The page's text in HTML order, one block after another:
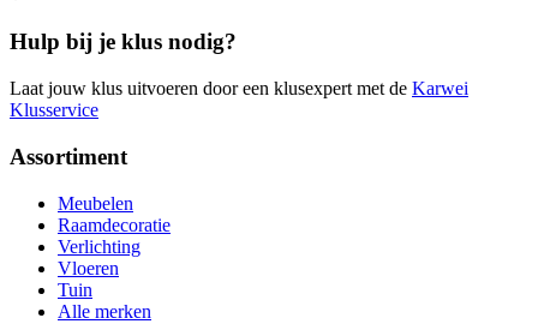
Hulp bij je klus nodig?
Laat jouw klus uitvoeren door een klusexpert met de Karwei
Klusservice
Assortiment
Meubelen
Raamdecoratie
Verlichting
Vloeren
Tuin
Alle merken